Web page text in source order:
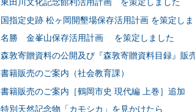
東田川文化記念館利活用計画 を策定しました
国指定史跡 松ヶ岡開墾場保存活用計画 を策定し
名勝 金峯山保存活用計画 を策定しました
森敦寄贈資料の公開及び『森敦寄贈資料目録』販
書籍販売のご案内（社会教育課）
書籍販売のご案内［鶴岡市史 現代編 上巻］追加
特別天然記念物「カモシカ」を見かけたら